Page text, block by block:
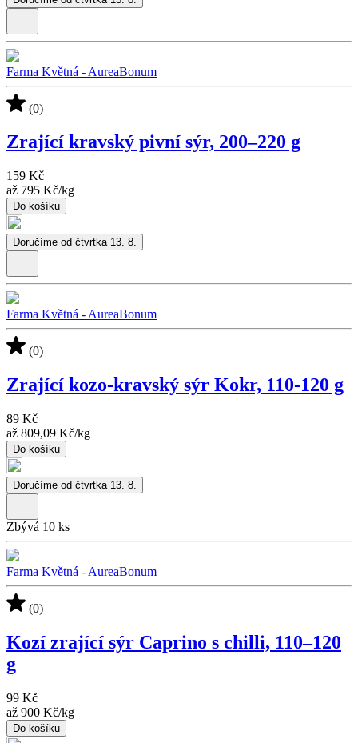
Farma Květná - AureaBonum
(0)
Zrající kravský pivní sýr, 200–220 g
159 Kč
až 795 Kč/kg
Do košíku
Doručíme od čtvrtka 13. 8.
Farma Květná - AureaBonum
(0)
Zrající kozo-kravský sýr Kokr, 110-120 g
89 Kč
až 809,09 Kč/kg
Do košíku
Doručíme od čtvrtka 13. 8.
Zbývá 10 ks
Farma Květná - AureaBonum
(0)
Kozí zrající sýr Caprino s chilli, 110–120
g
99 Kč
až 900 Kč/kg
Do košíku